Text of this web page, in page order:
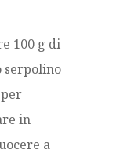
100 g di
serpolino
in
a